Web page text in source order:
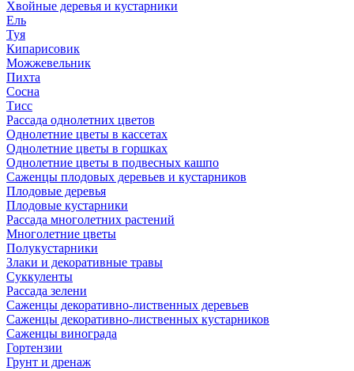
Хвойные деревья и кустарники
Ель
Туя
Кипарисовик
Можжевельник
Пихта
Сосна
Тисc
Рассада однолетних цветов
Однолетние цветы в кассетах
Однолетние цветы в горшках
Однолетние цветы в подвесных кашпо
Саженцы плодовых деревьев и кустарников
Плодовые деревья
Плодовые кустарники
Рассада многолетних растений
Многолетние цветы
Полукустарники
Злаки и декоративные травы
Суккуленты
Рассада зелени
Саженцы декоративно-лиственных деревьев
Саженцы декоративно-лиственных кустарников
Саженцы винограда
Гортензии
Грунт и дренаж